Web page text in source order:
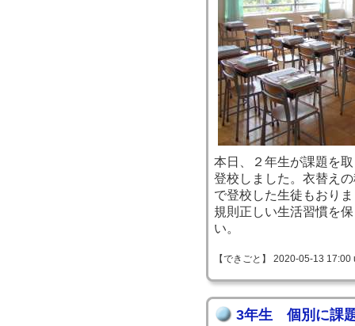
本日、２年生が課題を
登校しました。衣替え
で登校した生徒もおり
規則正しい生活習慣を
い。
【できごと】 2020-05-13 17:00
3年生 個別に課